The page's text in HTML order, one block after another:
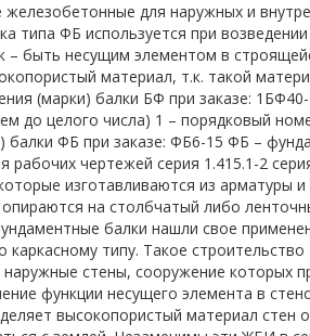
для наружных и
типа ФБ используется при возведении
– быть несущим элементом в
материал, т.к. такой
(марки) балки БФ при заказе:
до целого числа) 1 – порядковый
ФБ при заказе: ФБ6-15 ФБ –
чертежей серия 1.415.1-2
изготавливаются из арматуры и
на столбчатый либо
балки нашли свое
типу. Такое строительство
стены, сооружение которых
функции несущего элемента в
высокопористый материал стен